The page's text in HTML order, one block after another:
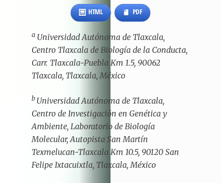
HTML PDF
a Universidad Autónoma de Tlaxcala,
Centro Tlaxcala de Biología de la Conducta,
Carr. Tlaxcala-Puebla Km 1.5, 90062
Tlaxcala, Tlaxcala, México
b Universidad Autónoma de Tlaxcala,
Centro de Investigación en Genética y
Ambiente, Laboratorio de Biología
Molecular, Autopista San Martín
Texmelucan-Tlaxcala Km 10.5, 90120 San
Felipe Ixtacuixtla, Tlaxcala, México